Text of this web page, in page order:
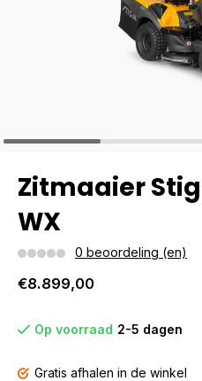
Zitmaaier
WX
0 beoordeling (en)
€8.899,00
Op voorraad 2-5 dagen
Gratis afhalen in de winkel